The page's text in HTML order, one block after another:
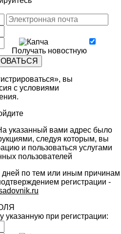
Получать новостную
вы
с условиями
.
указанный вами адрес было
следуя которым, вы
и пользоваться услугами
пользователей
дней по тем или иным причинам
регистрации -
указанную при регистрации: